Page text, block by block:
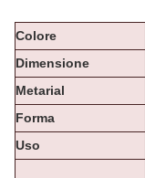
Colore
Dimensione
Metarial
Forma
Uso